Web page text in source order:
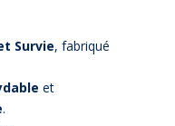
Survie, fabriqué
et
.